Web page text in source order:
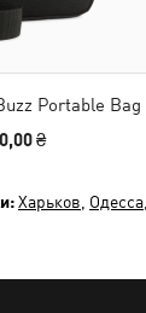
Portable Bag
₴
Харьков Одесса